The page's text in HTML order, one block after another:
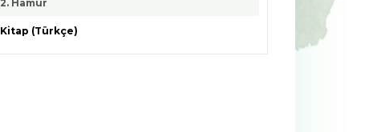
2. Hamur
Kitap (Türkçe)